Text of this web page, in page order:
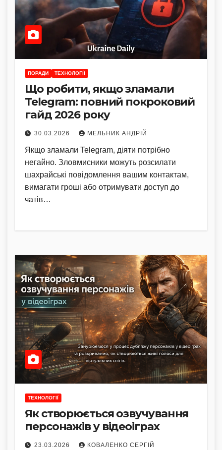
ПОРАДИ ТЕХНОЛОГІЇ
Що робити, якщо зламали
Telegram: повний покроковий
гайд 2026 року
30.03.2026 МЕЛЬНИК АНДРІЙ
Якщо зламали Telegram, діяти потрібно
негайно. Зловмисники можуть розсилати
шахрайські повідомлення вашим контактам,
вимагати гроші або отримувати доступ до
чатів…
ТЕХНОЛОГІЇ
Як створюється озвучування
персонажів у відеоіграх
23.03.2026 КОВАЛЕНКО СЕРГІЙ